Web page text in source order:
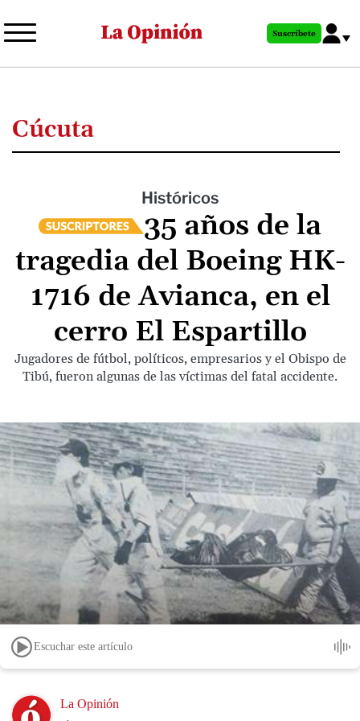
al
principal
Suscríbete
Cúcuta
Históricos
35 años de la
tragedia del Boeing HK-
1716 de Avianca, en el
cerro El Espartillo
Jugadores de fútbol, políticos, empresarios y el Obispo de
Tibú, fueron algunas de las víctimas del fatal accidente.
Escuchar este artículo
Image La Opinión